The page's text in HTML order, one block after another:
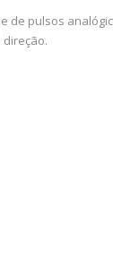
pulsos